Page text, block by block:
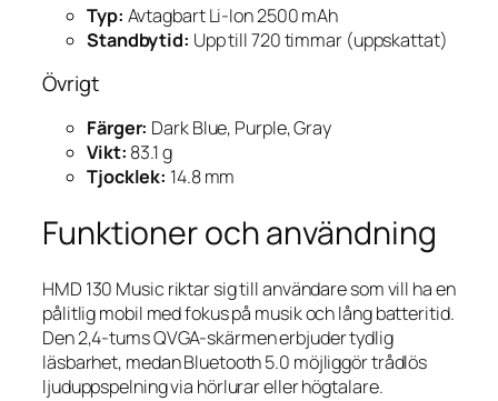
Typ: Avtagbart Li-Ion 2500 mAh
Standbytid: Upp till 720 timmar (uppskattat)
Övrigt
Färger: Dark Blue, Purple, Gray
Vikt: 83.1 g
Tjocklek: 14.8 mm
Funktioner och användning
HMD 130 Music riktar sig till användare som vill ha en
pålitlig mobil med fokus på musik och lång batteritid.
Den 2,4-tums QVGA-skärmen erbjuder tydlig
läsbarhet, medan Bluetooth 5.0 möjliggör trådlös
ljuduppspelning via hörlurar eller högtalare.